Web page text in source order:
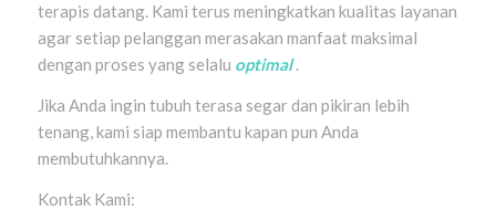
terapis datang. Kami terus meningkatkan kualitas layanan
agar setiap pelanggan merasakan manfaat maksimal
dengan proses yang selalu optimal.
Jika Anda ingin tubuh terasa segar dan pikiran lebih
tenang, kami siap membantu kapan pun Anda
membutuhkannya.
Kontak Kami: